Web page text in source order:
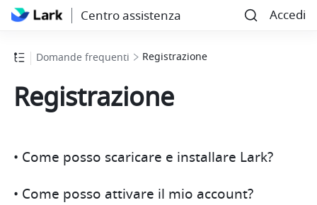
Centro assistenza Accedi
Domande frequenti Registrazione
Registrazione
• Come posso scaricare e installare Lark?
• Come posso attivare il mio account?